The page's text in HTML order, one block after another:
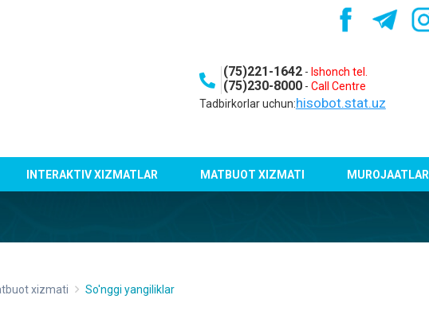
(75)221-1642- Ishonch tel.
(75)230-8000- Call Centre
Tadbirkorlar uchun:hisobot.stat.uz
INTERAKTIV XIZMATLAR MATBUOT XIZMATI MUROJAATLAR
xizmati So'nggi yangiliklar